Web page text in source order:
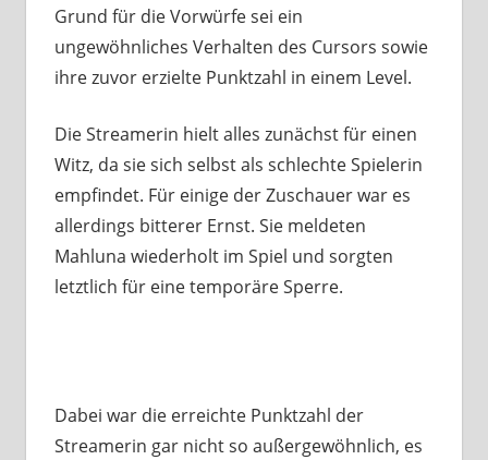
Grund für die Vorwürfe sei ein
ungewöhnliches Verhalten des Cursors sowie
ihre zuvor erzielte Punktzahl in einem Level.
Die Streamerin hielt alles zunächst für einen
Witz, da sie sich selbst als schlechte Spielerin
empfindet. Für einige der Zuschauer war es
allerdings bitterer Ernst. Sie meldeten
Mahluna wiederholt im Spiel und sorgten
letztlich für eine temporäre Sperre.
Dabei war die erreichte Punktzahl der
Streamerin gar nicht so außergewöhnlich, es